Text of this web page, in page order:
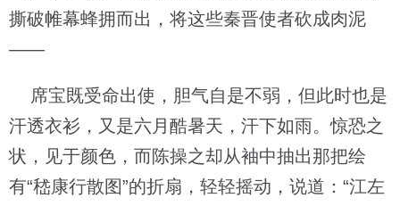
撕破帷幕蜂拥而出，将这些秦晋使者砍成肉泥
——
席宝既受命出使，胆气自是不弱，但此时也是
汗透衣衫，又是六月酷暑天，汗下如雨。惊恐之
状，见于颜色，而陈操之却从袖中抽出那把绘
有“嵇康行散图”的折扇，轻轻摇动，说道：“江左